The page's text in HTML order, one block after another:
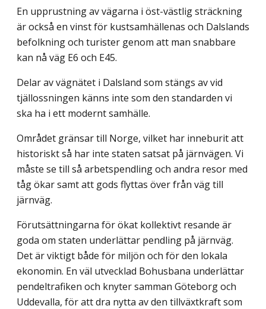
En upprustning av vägarna i öst-västlig sträckning
är också en vinst för kustsam­hällenas och Dalslands
befolkning och turister genom att man snabbare
kan nå väg E6 och E45.
Delar av vägnätet i Dalsland som stängs av vid
tjällossningen känns inte som den standarden vi
ska ha i ett modernt samhälle.
Området gränsar till Norge, vilket har inneburit att
historiskt så har inte staten satsat på järnvägen. Vi
måste se till så arbetspendling och andra resor med
tåg ökar samt att gods flyttas över från väg till
järnväg.
Förutsättningarna för ökat kollektivt resande är
goda om staten underlättar pendling på järnväg.
Det är viktigt både för miljön och för den lokala
ekonomin. En väl utvecklad Bohusbana underlättar
pendeltrafiken och knyter samman Göteborg och
Uddevalla, för att dra nytta av den tillväxtkraft som